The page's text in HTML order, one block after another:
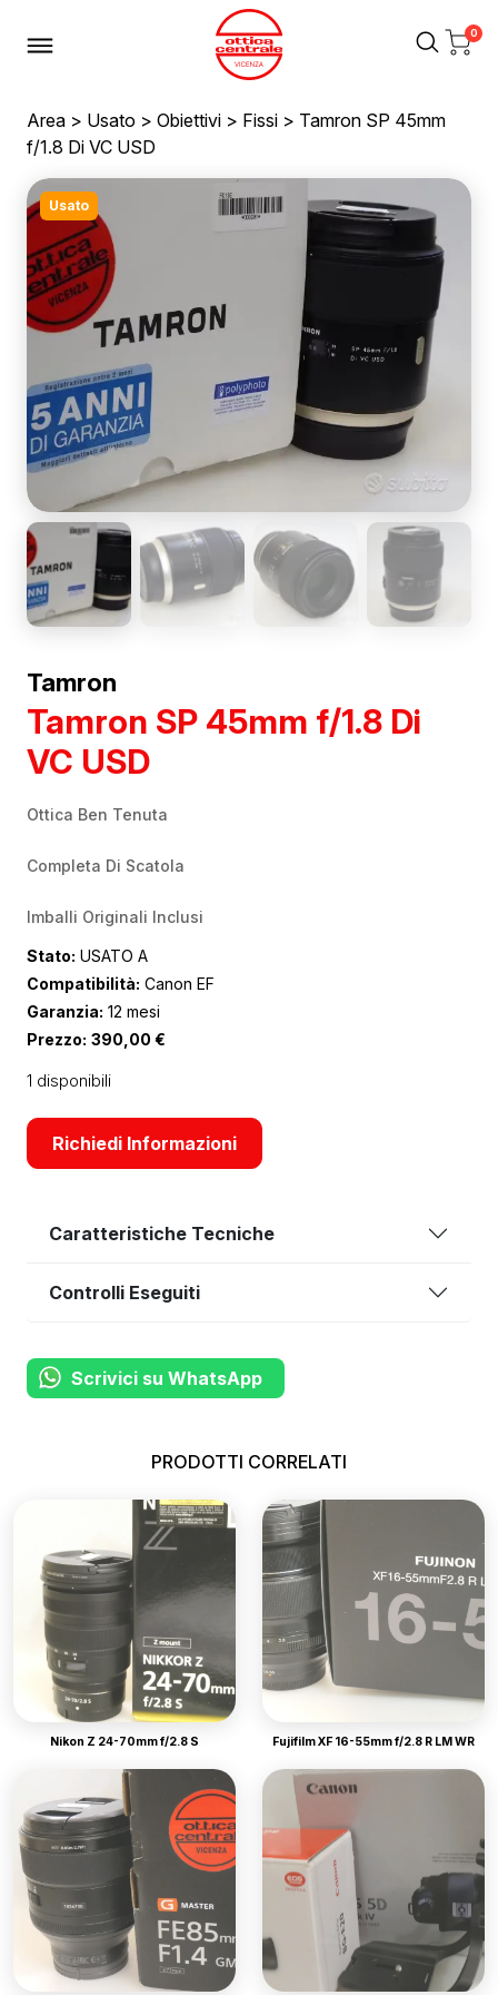
0
Area > Usato > Obiettivi > Fissi > Tamron SP 45mm
f/1.8 Di VC USD
Usato
Tamron
Tamron SP 45mm f/1.8 Di
VC USD
Ottica Ben Tenuta
Completa Di Scatola
Imballi Originali Inclusi
Stato: USATO A
Compatibilità: Canon EF
Garanzia: 12 mesi
Prezzo: 390,00 €
1 disponibili
Richiedi Informazioni
Caratteristiche Tecniche
Controlli Eseguiti
Scrivici su WhatsApp
PRODOTTI CORRELATI
Nikon Z 24-70mm f/2.8 S Fujifilm XF 16-55mm f/2.8 R LM WR